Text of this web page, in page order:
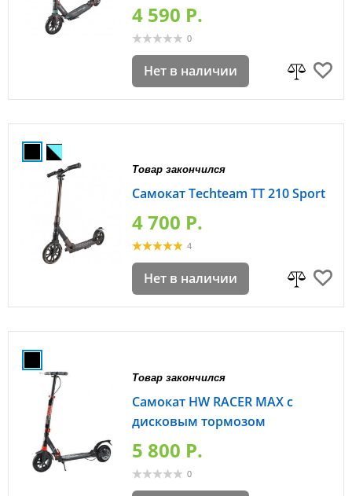
4 590 P.
0
Нет в наличии
Товар закончился
Самокат Techteam ТТ 210 Sport
4 700 P.
4
Нет в наличии
Товар закончился
Самокат HW RACER MAX с
дисковым тормозом
5 800 P.
0